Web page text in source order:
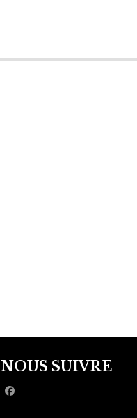
NOUS SUIVRE
facebook